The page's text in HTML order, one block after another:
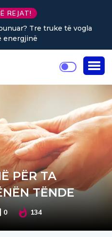
REJAT!
ditë ndihmon në uljen e
PËR TA
TËNDE
0 134